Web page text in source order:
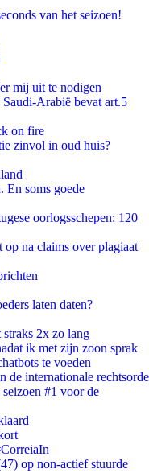
van het seizoen!
mij uit te nodigen
Arabië bevat art.5
on fire
zinvol in oud huis?
soms goede
oorlogsschepen: 120
op na claims over plagiaat
laten daten?
2x zo lang
ik met zijn zoon sprak
te voeden
internationale rechtsorde
#1 voor de
op non-actief stuurde